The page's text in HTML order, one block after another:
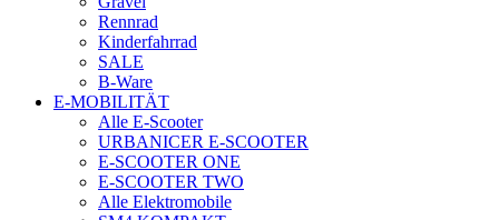
Rennrad
Kinderfahrrad
SALE
B-Ware
E-MOBILITÄT
Alle E-Scooter
URBANICER E-SCOOTER
E-SCOOTER ONE
E-SCOOTER TWO
Alle Elektromobile